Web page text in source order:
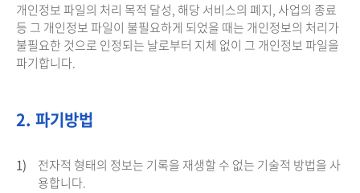
개인정보 파일의 처리 목적 달성, 해당 서비스의 폐지, 사업의 종료
등 그 개인정보 파일이 불필요하게 되었을 때는 개인정보의 처리가
불필요한 것으로 인정되는 날로부터 지체 없이 그 개인정보 파일을
파기합니다.
2. 파기방법
1)
전자적 형태의 정보는 기록을 재생할 수 없는 기술적 방법을 사
용합니다.